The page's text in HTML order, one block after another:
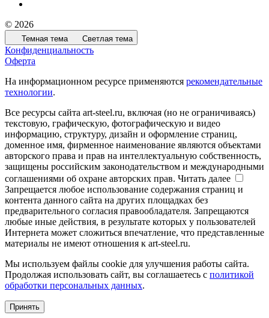
© 2026
Темная тема Светлая тема
Конфиденциальность
Оферта
На информационном ресурсе применяются рекомендательные
технологии.
Все ресурсы сайта art-steel.ru, включая (но не ограничиваясь)
текстовую, графическую, фотографическую и видео
информацию, структуру, дизайн и оформление страниц,
доменное имя, фирменное наименование являются объектами
авторского права и прав на интеллектуальную собственность,
защищены российским законодательством и международными
соглашениями об охране авторских прав. Читать далее
Запрещается любое использование содержания страниц и
контента данного сайта на других площадках без
предварительного согласия правообладателя. Запрещаются
любые иные действия, в результате которых у пользователей
Интернета может сложиться впечатление, что представленные
материалы не имеют отношения к art-steel.ru.
Мы используем файлы cookie для улучшения работы сайта.
Продолжая использовать сайт, вы соглашаетесь с политикой
обработки персональных данных.
Принять